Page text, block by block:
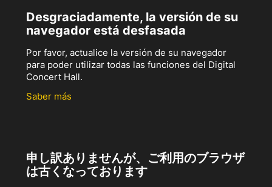
Desgraciadamente, la versión de su
navegador está desfasada
Por favor, actualice la versión de su navegador
para poder utilizar todas las funciones del Digital
Concert Hall.
Saber más
申し訳ありませんが、ご利用のブラウザ
は古くなっております